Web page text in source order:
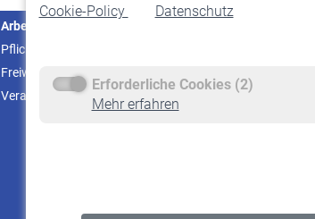
Cookie-Policy
Datenschutz
Erforderliche Cookies (2)
Mehr erfahren
Arbeitgeber
Pflichtversicherung
Freiwillige Versicherung
Veranstaltungen
Staatliche Förderung